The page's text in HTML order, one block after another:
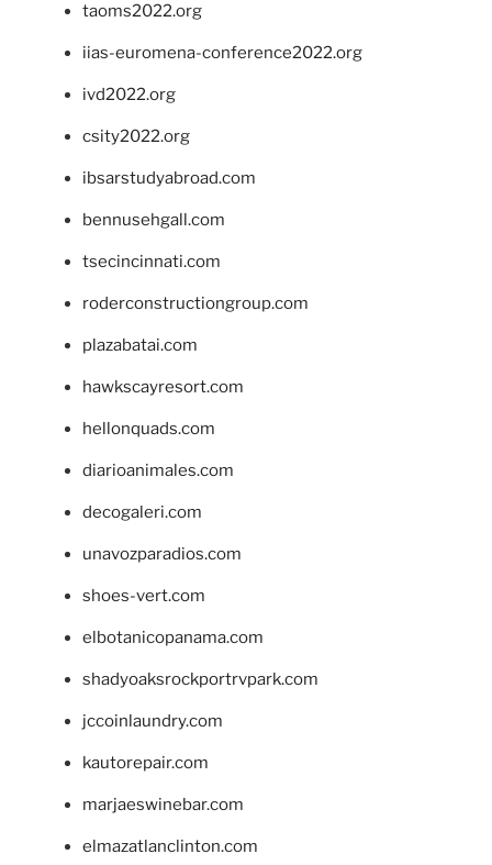
taoms2022.org
iias-euromena-conference2022.org
ivd2022.org
csity2022.org
ibsarstudyabroad.com
bennusehgall.com
tsecincinnati.com
roderconstructiongroup.com
plazabatai.com
hawkscayresort.com
hellonquads.com
diarioanimales.com
decogaleri.com
unavozparadios.com
shoes-vert.com
elbotanicopanama.com
shadyoaksrockportrvpark.com
jccoinlaundry.com
kautorepair.com
marjaeswinebar.com
elmazatlanclinton.com